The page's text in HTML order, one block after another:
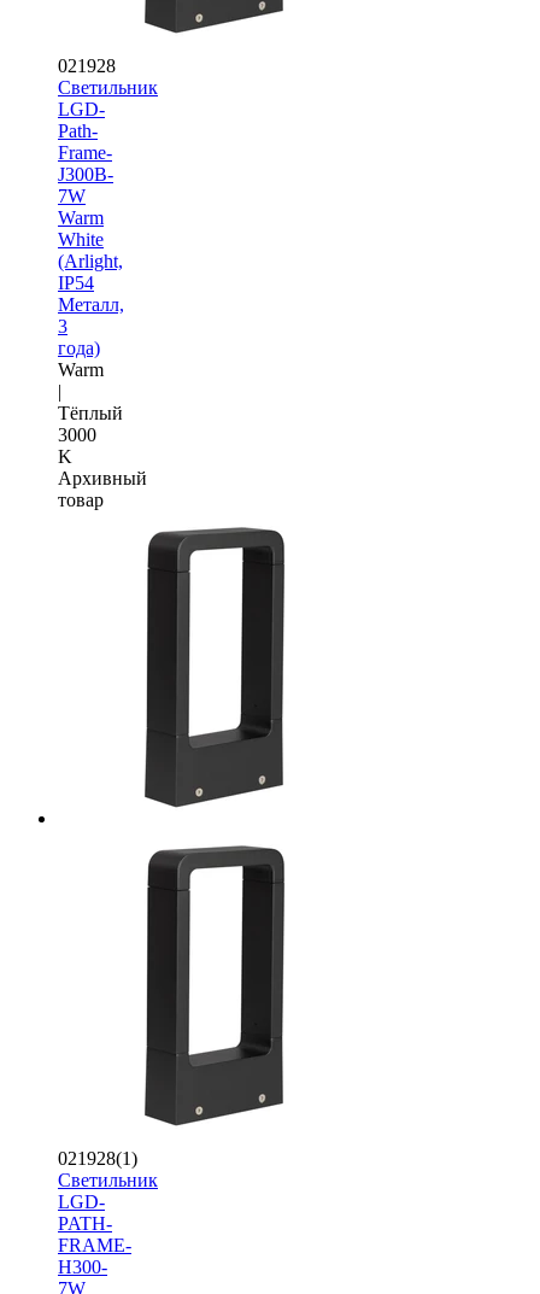
021928
Светильник
LGD-
Path-
Frame-
J300B-
7W
Warm
White
(Arlight,
IP54
Металл,
3
года)
Warm
|
Тёплый
3000
K
Архивный
товар
021928(1)
Светильник
LGD-
PATH-
FRAME-
H300-
7W